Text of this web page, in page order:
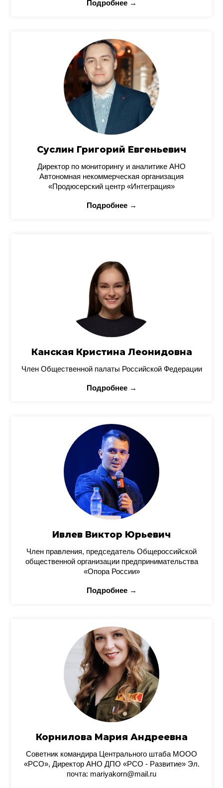
Подробнее →
Суслин Григорий Евгеньевич
Директор по мониторингу и аналитике АНО
Автономная некоммерческая организация
«Продюсерский центр «Интеграция»
Подробнее →
Канская Кристина Леонидовна
Член Общественной палаты Российской Федерации
Подробнее →
Ивлев Виктор Юрьевич
Член правления, председатель Общероссийской
общественной организации предпринимательства
«Опора России»
Подробнее →
Корнилова Мария Андреевна
Советник командира Центрального штаба МООО
«РСО», Директор АНО ДПО «РСО - Развитие» Эл.
почта: mariyakorn@mail.ru